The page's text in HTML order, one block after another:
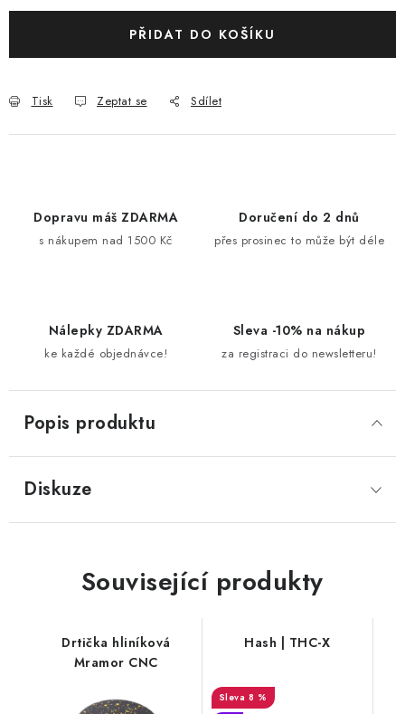
PŘIDAT DO KOŠÍKU
Tisk Zeptat se Sdílet
Dopravu máš ZDARMA
s nákupem nad 1500 Kč
Doručení do 2 dnů
přes prosinec to může být déle
Nálepky ZDARMA
ke každé objednávce!
Sleva -10% na nákup
za registraci do newsletteru!
Popis produktu
Diskuze
Související produkty
Drtička hliníková
Mramor CNC
Hash | THC-X
8 %